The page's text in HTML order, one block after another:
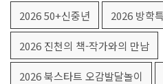
2026 50+신중년 2026 방학
2026 진천의 책-작가와의 만남
2026 북스타트 오감발달놀이